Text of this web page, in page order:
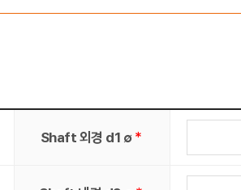
Shaft 외경 d1 ∅ *